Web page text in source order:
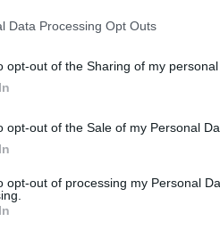
Data Processing Opt Outs
opt-out of the Sharing of my personal
opt-out of the Sale of my Personal
opt-out of processing my Personal
V. P. Andriukaičio ir R.
Žinios Lietuvos diena
mln.
Lietuvos karinė